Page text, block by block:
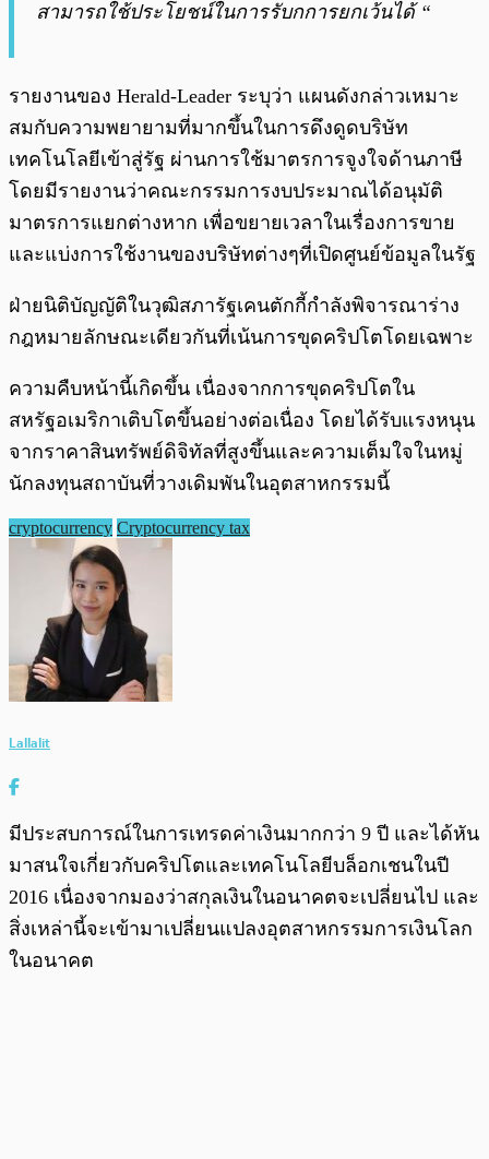
สามารถใช้ประโยชน์ในการรับกการยกเว้นได้ “
รายงานของ Herald-Leader ระบุว่า แผนดังกล่าวเหมาะ
สมกับความพยายามที่มากขึ้นในการดึงดูดบริษัท
เทคโนโลยีเข้าสู่รัฐ ผ่านการใช้มาตรการจูงใจด้านภาษี
โดยมีรายงานว่าคณะกรรมการงบประมาณได้อนุมัติ
มาตรการแยกต่างหาก เพื่อขยายเวลาในเรื่องการขาย
และแบ่งการใช้งานของบริษัทต่างๆที่เปิดศูนย์ข้อมูลในรัฐ
ฝ่ายนิติบัญญัติในวุฒิสภารัฐเคนตักกี้กำลังพิจารณาร่าง
กฎหมายลักษณะเดียวกันที่เน้นการขุดคริปโตโดยเฉพาะ
ความคืบหน้านี้เกิดขึ้น เนื่องจากการขุดคริปโตใน
สหรัฐอเมริกาเติบโตขึ้นอย่างต่อเนื่อง โดยได้รับแรงหนุน
จากราคาสินทรัพย์ดิจิทัลที่สูงขึ้นและความเต็มใจในหมู่
นักลงทุนสถาบันที่วางเดิมพันในอุตสาหกรรมนี้
cryptocurrency Cryptocurrency tax
Lallalit
มีประสบการณ์ในการเทรดค่าเงินมากกว่า 9 ปี และได้หัน
มาสนใจเกี่ยวกับคริปโตและเทคโนโลยีบล็อกเชนในปี
2016 เนื่องจากมองว่าสกุลเงินในอนาคตจะเปลี่ยนไป และ
สิ่งเหล่านี้จะเข้ามาเปลี่ยนแปลงอุตสาหกรรมการเงินโลก
ในอนาคต